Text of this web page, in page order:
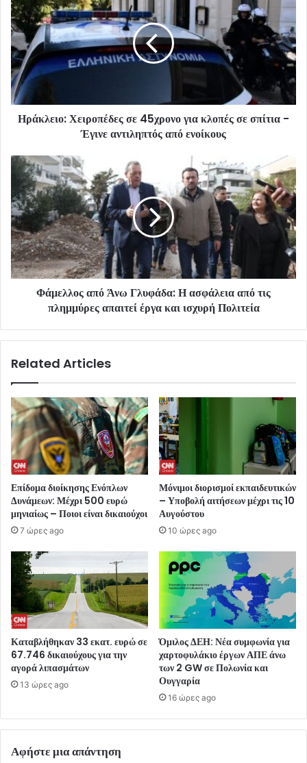
Ηράκλειο: Χειροπέδες σε 45χρονο για κλοπές σε σπίτια -
Έγινε αντιληπτός από ενοίκους
Φάμελλος από Άνω Γλυφάδα: Η ασφάλεια από τις
πλημμύρες απαιτεί έργα και ισχυρή Πολιτεία
Related Articles
Επίδομα διοίκησης Ενόπλων
Δυνάμεων: Μέχρι 500 ευρώ
μηνιαίως – Ποιοι είναι δικαιούχοι
7 ώρες ago
Μόνιμοι διορισμοί εκπαιδευτικών
– Υποβολή αιτήσεων μέχρι τις 10
Αυγούστου
10 ώρες ago
Καταβλήθηκαν 33 εκατ. ευρώ σε
67.746 δικαιούχους για την
αγορά λιπασμάτων
13 ώρες ago
Όμιλος ΔΕΗ: Νέα συμφωνία για
χαρτοφυλάκιο έργων ΑΠΕ άνω
των 2 GW σε Πολωνία και
Ουγγαρία
16 ώρες ago
Αφήστε μια απάντηση